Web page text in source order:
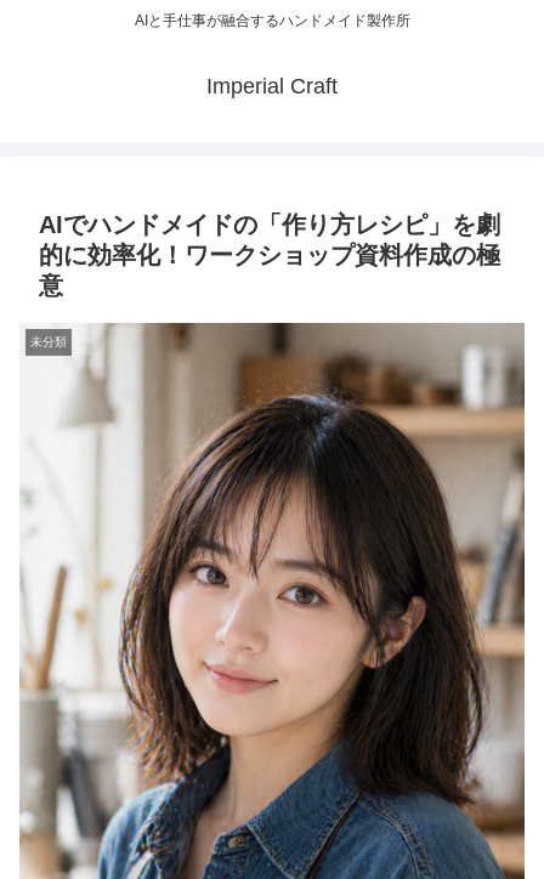
AIと手仕事が融合するハンドメイド製作所
Imperial Craft
AIでハンドメイドの「作り方レシピ」を劇
的に効率化！ワークショップ資料作成の極
意
未分類